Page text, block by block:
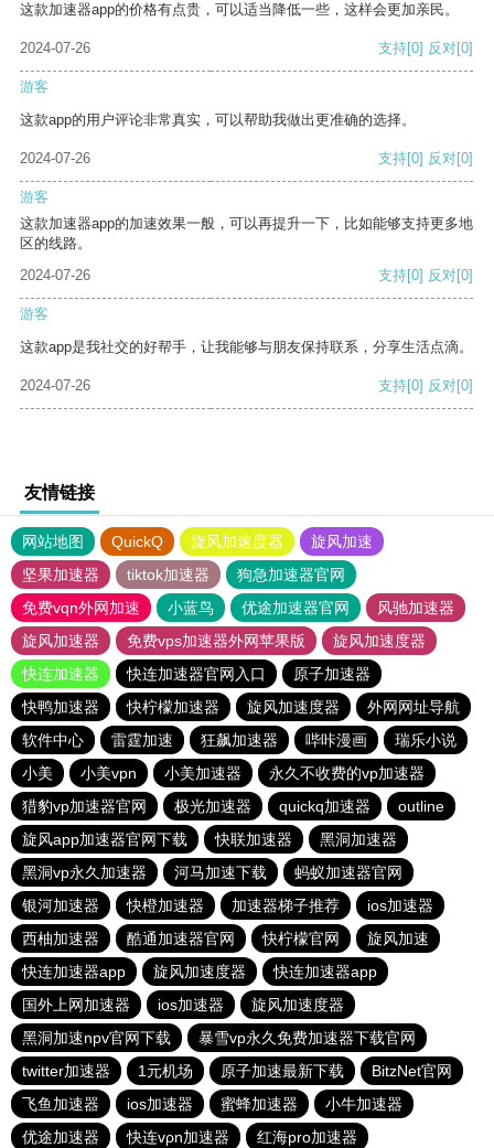
这款加速器app的价格有点贵，可以适当降低一些，这样会更加亲民。
2024-07-26 支持[0] 反对[0]
游客
这款app的用户评论非常真实，可以帮助我做出更准确的选择。
2024-07-26 支持[0] 反对[0]
游客
这款加速器app的加速效果一般，可以再提升一下，比如能够支持更多地
区的线路。
2024-07-26
支持[0] 反对[0]
游客
这款app是我社交的好帮手，让我能够与朋友保持联系，分享生活点滴。
2024-07-26 支持[0] 反对[0]
友情链接
网站地图 QuickQ 旋风加速度器
旋风加速
坚果加速器
tiktok加速器
狗急加速器官网
免费vqn外网加速
小蓝鸟 优途加速器官网
风驰加速器
旋风加速器
免费vps加速器外网苹果版
旋风加速度器
快连加速器
快连加速器官网入口
原子加速器
快鸭加速器
快柠檬加速器 旋风加速度器
外网网址导航
软件中心
雷霆加速 狂飙加速器 哔咔漫画
瑞乐小说
小美
小美vpn 小美加速器
永久不收费的vp加速器
猎豹vp加速器官网
极光加速器 quickq加速器
outline
旋风app加速器官网下载
快联加速器
黑洞加速器
黑洞vp永久加速器
河马加速下载
蚂蚁加速器官网
银河加速器
快橙加速器 加速器梯子推荐
ios加速器
西柚加速器
酷通加速器官网 快柠檬官网
旋风加速
快连加速器app
旋风加速度器
快连加速器app
国外上网加速器
ios加速器
旋风加速度器
黑洞加速npv官网下载
暴雪vp永久免费加速器下载官网
twitter加速器
1元机场 原子加速最新下载
BitzNet官网
飞鱼加速器
ios加速器 蜜蜂加速器
小牛加速器
优途加速器
快连vρn加速器 红海pro加速器